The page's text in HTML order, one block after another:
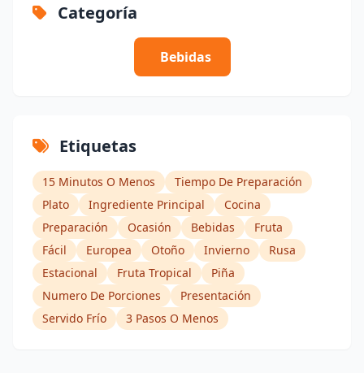
Categoría
Bebidas
Etiquetas
15 Minutos O Menos
Tiempo De Preparación
Plato
Ingrediente Principal
Cocina
Preparación
Ocasión Bebidas
Fruta
Fácil
Europea Otoño Invierno
Rusa
Estacional
Fruta Tropical
Piña
Numero De Porciones
Presentación
Servido Frío
3 Pasos O Menos